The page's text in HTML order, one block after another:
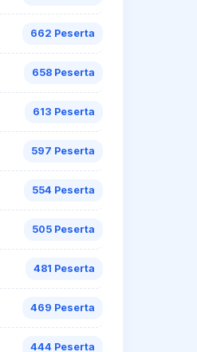
662 Peserta
658 Peserta
613 Peserta
597 Peserta
554 Peserta
505 Peserta
481 Peserta
469 Peserta
444 Peserta